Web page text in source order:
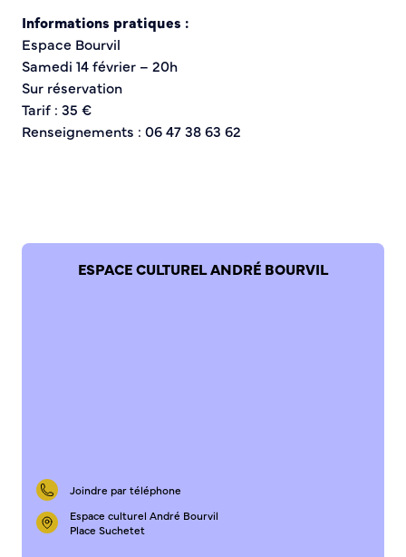
Informations pratiques :
Espace Bourvil
Samedi 14 février – 20h
Sur réservation
Tarif : 35 €
Renseignements : 06 47 38 63 62
ESPACE CULTUREL ANDRÉ BOURVIL
Joindre par téléphone
Espace culturel André Bourvil
Place Suchetet
Plan de Ville
Numéros d’urgence
Location de salles
Annuaire des services publics
DÉCOUVRIR SORTIR
Patrimoine historique
Temps forts
S’informer